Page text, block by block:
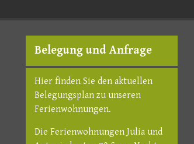
Belegung und Anfrage
Hier finden Sie den aktuellen
Belegungsplan zu unseren
Ferienwohnungen.
Die Ferienwohnungen Julia und